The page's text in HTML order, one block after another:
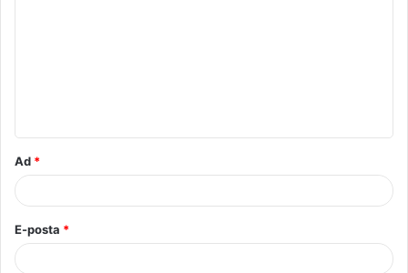
Ad *
E-posta *